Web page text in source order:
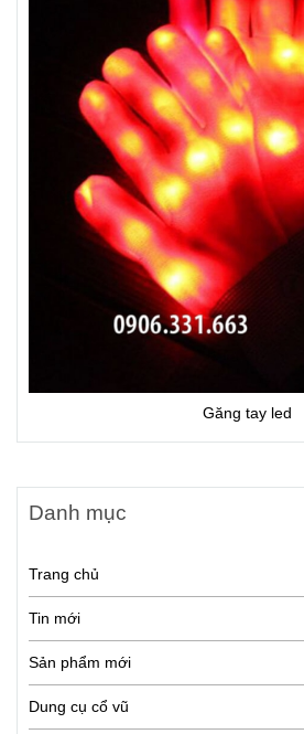
Găng tay led
Danh mục
Trang chủ
Tin mới
Sản phẩm mới
Dung cụ cổ vũ